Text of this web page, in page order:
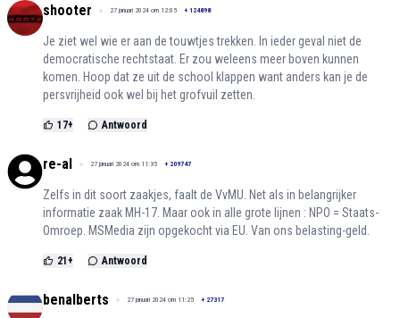
shooter 27 januari 2024 om 12:05 + 124898
Je ziet wel wie er aan de touwtjes trekken. In ieder geval niet de
democratische rechtstaat. Er zou weleens meer boven kunnen
komen. Hoop dat ze uit de school klappen want anders kan je de
persvrijheid ook wel bij het grofvuil zetten.
17+ Antwoord
re-al 27 januari 2024 om 11:35 + 209747
Zelfs in dit soort zaakjes, faalt de VvMU. Net als in belangrijker
informatie zaak MH-17. Maar ook in alle grote lijnen : NPO = Staats-
Omroep. MSMedia zijn opgekocht via EU. Van ons belasting-geld.
21 + Antwoord
benalberts 27 januari 2024 om 11:25 + 27317